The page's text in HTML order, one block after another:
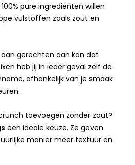
pure ingrediënten willen
vulstoffen zoals zout en
gerechten dan kan dat
heb jij in ieder geval zelf de
afhankelijk van je smaak
toevoegen zonder zout?
een ideale keuze. Ze geven
manier meer textuur en